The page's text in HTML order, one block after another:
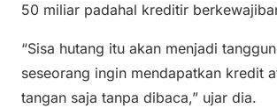
50 miliar padahal kreditir
“Sisa hutang itu akan menjadi
seseorang ingin mendapatkan kredit
tangan saja tanpa dibaca,” ujar dia.